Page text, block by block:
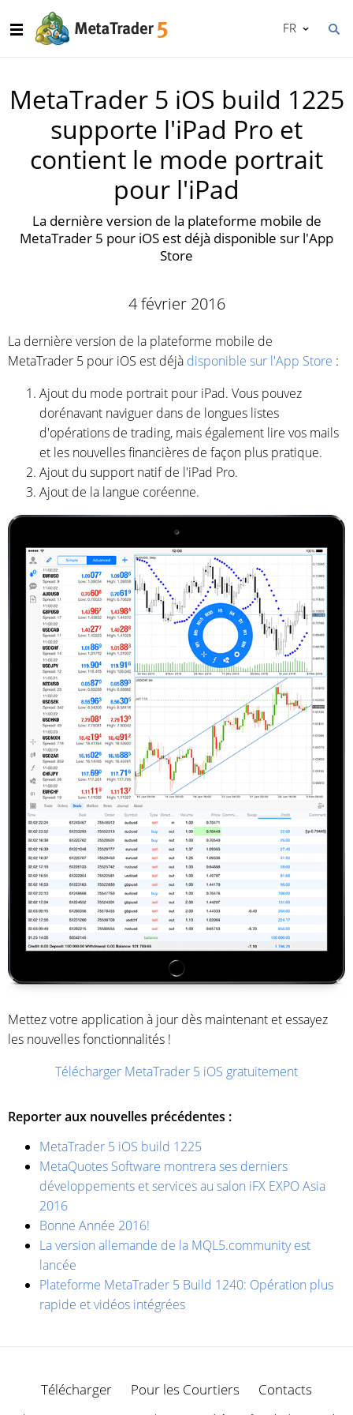
FR
MetaTrader 5 iOS build 1225
supporte l'iPad Pro et
contient le mode portrait
pour l'iPad
La dernière version de la plateforme mobile de
MetaTrader 5 pour iOS est déjà disponible sur l'App
Store
4 février 2016
La dernière version de la plateforme mobile de
MetaTrader 5 pour iOS est déjà disponible sur l'App Store :
Ajout du mode portrait pour iPad. Vous pouvez
dorénavant naviguer dans de longues listes
d'opérations de trading, mais également lire vos mails
et les nouvelles financières de façon plus pratique.
Ajout du support natif de l'iPad Pro.
Ajout de la langue coréenne.
Mettez votre application à jour dès maintenant et essayez
les nouvelles fonctionnalités !
Télécharger MetaTrader 5 iOS gratuitement
Reporter aux nouvelles précédentes :
MetaTrader 5 iOS build 1225
MetaQuotes Software montrera ses derniers
développements et services au salon iFX EXPO Asia
2016
Bonne Année 2016!
La version allemande de la MQL5.community est
lancée
Plateforme MetaTrader 5 Build 1240: Opération plus
rapide et vidéos intégrées
Télécharger Pour les Courtiers Contacts